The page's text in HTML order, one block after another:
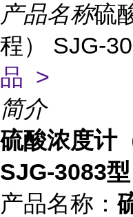
产品名称硫
程） SJG-
品 >
简介
硫酸浓度计
SJG-3083型
产品名称：